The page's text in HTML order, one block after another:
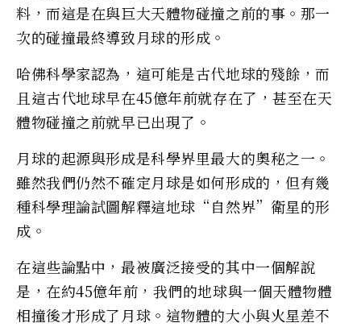
料，而這是在與巨大天體物碰撞之前的事。那一
次的碰撞最終導致月球的形成。
哈佛科學家認為，這可能是古代地球的殘餘，而
且這古代地球早在45億年前就存在了，甚至在天
體物碰撞之前就早已出現了。
月球的起源與形成是科學界里最大的奧秘之一。
雖然我們仍然不確定月球是如何形成的，但有幾
種科學理論試圖解釋這地球“自然界”衛星的形
成。
在這些論點中，最被廣泛接受的其中一個解說
是，在約45億年前，我們的地球與一個天體物體
相撞後才形成了月球。這物體的大小與火星差不